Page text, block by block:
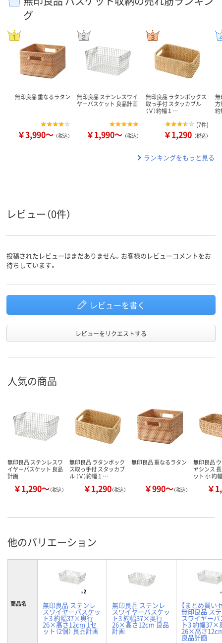
グ
無印良品 重なるラタン
￥3,990～ （税込）
無印良品 ステンレスワイ
ヤーバスケット 良品計画
￥1,990～ （税込）
無印良品 ラタンボックス
取っ手付 スタッカブル
（Ｖ）約幅１…
(7件)
￥1,290 （税込）
無
方
ランキングをもっと見る
レビュー（0件）
投稿されたレビューはまだありません。お客様のレビューコメントをお
待ちしています。
レビューを書く
レビューをリクエストする
人気の商品
無印良品 ステンレスワ
イヤーバスケット 良品
計画
￥1,290～（税込）
無印良品 ラタンボック
ス取っ手付 スタッカブ
ル （Ｖ）約幅１…
￥1,290（税込）
無印良品 重なるラタン
￥990～（税込）
無印良品
ヤシンス
ット 小 約
￥
他のバリエーション
商品名 無印良品 ステンレ
スワイヤーバスケッ
ト3 約幅37×奥行
26×高さ12cm 1セ
ット（2個） 良品計画
無印良品 ステンレ
スワイヤーバスケッ
ト3 約幅37×奥行
26×高さ12cm 良品
計画
【まとめ買い
無印良品 ス
スワイヤー
ト3 約幅37×
26×高さ
良品計画